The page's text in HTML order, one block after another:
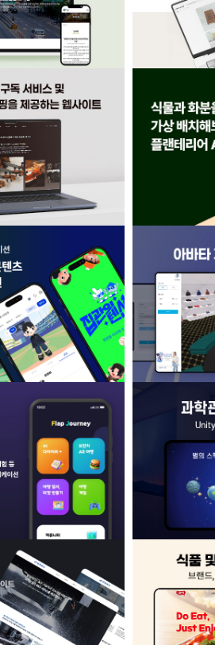
조사 반응형 웹사이트
간판 제조기
스 및 악기 관련 제품
하는 사이트
플랜테리
츠 연출 어플리케이션 가상 아
케이션 - unity, AI
과학관 체험형